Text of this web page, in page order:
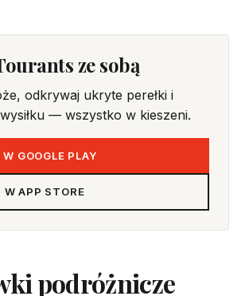
ze sobą
odkrywaj ukryte perełki i
— wszystko w kieszeni.
GOOGLE PLAY
W APP STORE
podróżnicze